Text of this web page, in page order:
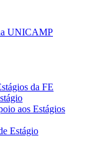
UNICAMP
da FE
aos Estágios
Estágio